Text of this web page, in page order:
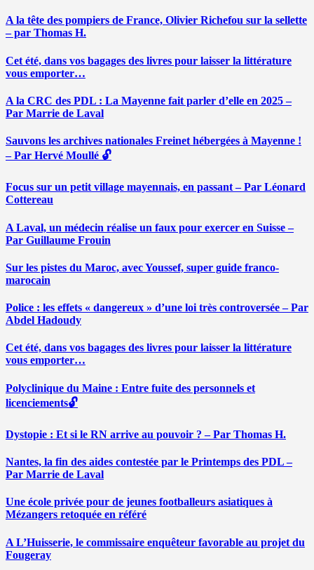
A la tête des pompiers de France, Olivier Richefou sur la sellette
– par Thomas H.
Cet été, dans vos bagages des livres pour laisser la littérature
vous emporter…
A la CRC des PDL : La Mayenne fait parler d’elle en 2025 –
Par Marrie de Laval
Sauvons les archives nationales Freinet hébergées à Mayenne !
– Par Hervé Moullé 🔓
Focus sur un petit village mayennais, en passant – Par Léonard
Cottereau
A Laval, un médecin réalise un faux pour exercer en Suisse –
Par Guillaume Frouin
Sur les pistes du Maroc, avec Youssef, super guide franco-
marocain
Police : les effets « dangereux » d’une loi très controversée – Par
Abdel Hadoudy
Cet été, dans vos bagages des livres pour laisser la littérature
vous emporter…
Polyclinique du Maine : Entre fuite des personnels et
licenciements🔓
Dystopie : Et si le RN arrive au pouvoir ? – Par Thomas H.
Nantes, la fin des aides contestée par le Printemps des PDL –
Par Marrie de Laval
Une école privée pour de jeunes footballeurs asiatiques à
Mézangers retoquée en référé
A L’Huisserie, le commissaire enquêteur favorable au projet du
Fougeray